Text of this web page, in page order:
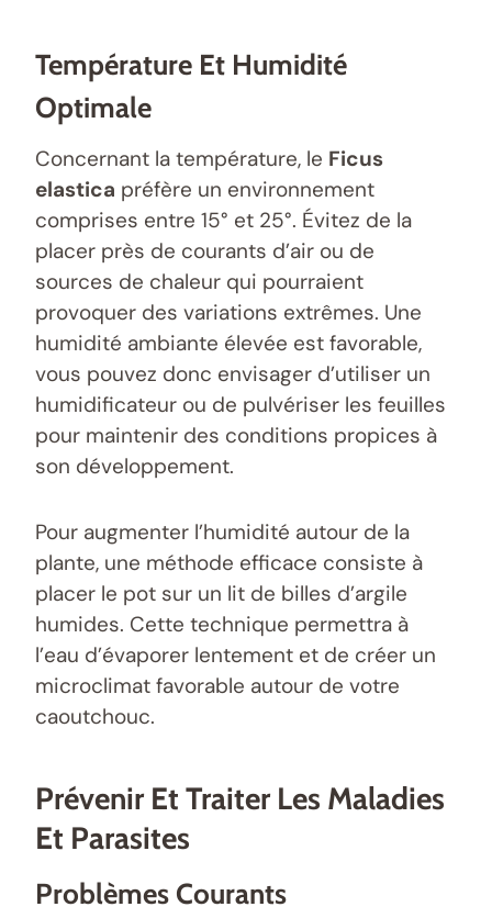
Température Et Humidité
Optimale
Concernant la température, le Ficus
elastica préfère un environnement
comprises entre 15° et 25°. Évitez de la
placer près de courants d’air ou de
sources de chaleur qui pourraient
provoquer des variations extrêmes. Une
humidité ambiante élevée est favorable,
vous pouvez donc envisager d’utiliser un
humidificateur ou de pulvériser les feuilles
pour maintenir des conditions propices à
son développement.
Pour augmenter l’humidité autour de la
plante, une méthode efficace consiste à
placer le pot sur un lit de billes d’argile
humides. Cette technique permettra à
l’eau d’évaporer lentement et de créer un
microclimat favorable autour de votre
caoutchouc.
Prévenir Et Traiter Les Maladies
Et Parasites
Problèmes Courants